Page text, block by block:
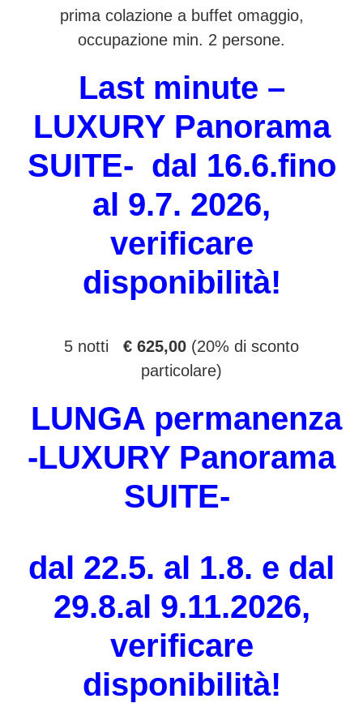
prima colazione a buffet omaggio,
occupazione min. 2 persone.
Last minute –
LUXURY Panorama
SUITE- dal 16.6.fino
al 9.7. 2026,
verificare
disponibilità!
5 notti € 625,00 (20% di sconto
particolare)
LUNGA permanenza
-LUXURY Panorama
SUITE-
dal 22.5. al 1.8. e dal
29.8.al 9.11.2026,
verificare
disponibilità!